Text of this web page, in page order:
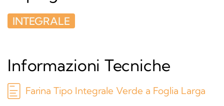
INTEGRALE
Informazioni Tecniche
Farina Tipo Integrale Verde a Foglia Larga